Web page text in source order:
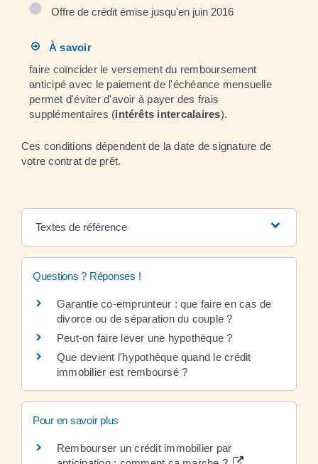
Offre de crédit émise jusqu'en juin 2016
À savoir
faire coïncider le versement du remboursement
anticipé avec le paiement de l'échéance mensuelle
permet d'éviter d'avoir à payer des frais
supplémentaires (intérêts intercalaires).
Ces conditions dépendent de la date de signature de
votre contrat de prêt.
Textes de référence
Questions ? Réponses !
Garantie co-emprunteur : que faire en cas de
divorce ou de séparation du couple ?
Peut-on faire lever une hypothèque ?
Que devient l'hypothèque quand le crédit
immobilier est remboursé ?
Pour en savoir plus
Rembourser un crédit immobilier par